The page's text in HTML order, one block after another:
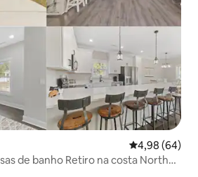
Classificação
4,98 (64)
de banho Retiro na costa North